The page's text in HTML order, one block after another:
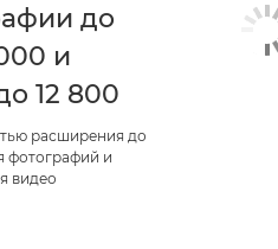
до
и
12 800
расширения до
фотографий и
видео